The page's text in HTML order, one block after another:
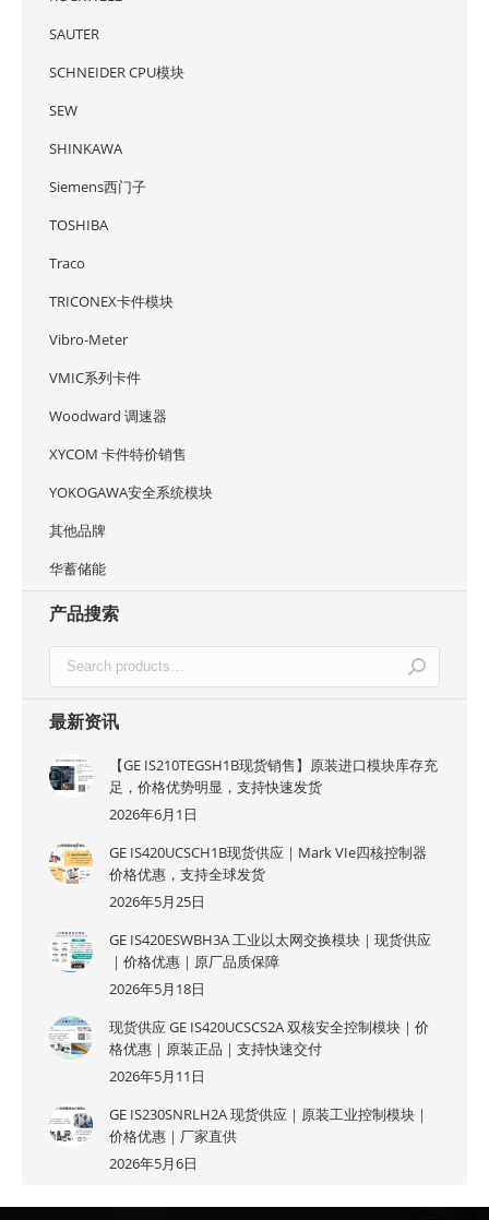
SAUTER
SCHNEIDER CPU模块
SEW
SHINKAWA
Siemens西门子
TOSHIBA
Traco
TRICONEX卡件模块
Vibro-Meter
VMIC系列卡件
Woodward 调速器
XYCOM 卡件特价销售
YOKOGAWA安全系统模块
其他品牌
华蓄储能
产品搜索
最新资讯
【GE IS210TEGSH1B现货销售】原装进口模块库存充
足，价格优势明显，支持快速发货
2026年6月1日
GE IS420UCSCH1B现货供应｜Mark VIe四核控制器
价格优惠，支持全球发货
2026年5月25日
GE IS420ESWBH3A 工业以太网交换模块｜现货供应
｜价格优惠｜原厂品质保障
2026年5月18日
现货供应 GE IS420UCSCS2A 双核安全控制模块｜价
格优惠｜原装正品｜支持快速交付
2026年5月11日
GE IS230SNRLH2A 现货供应｜原装工业控制模块｜
价格优惠｜厂家直供
2026年5月6日